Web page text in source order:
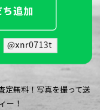
定無料！写真を撮って送
ー！